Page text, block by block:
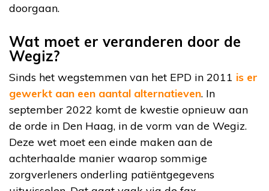
doorgaan.
Wat moet er veranderen door de
Wegiz?
Sinds het wegstemmen van het EPD in 2011 is er
gewerkt aan een aantal alternatieven. In
september 2022 komt de kwestie opnieuw aan
de orde in Den Haag, in de vorm van de Wegiz.
Deze wet moet een einde maken aan de
achterhaalde manier waarop sommige
zorgverleners onderling patiëntgegevens